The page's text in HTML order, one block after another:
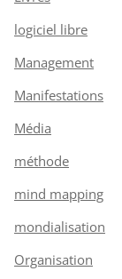
logiciel libre
Management
Manifestations
Média
méthode
mind mapping
mondialisation
Organisation